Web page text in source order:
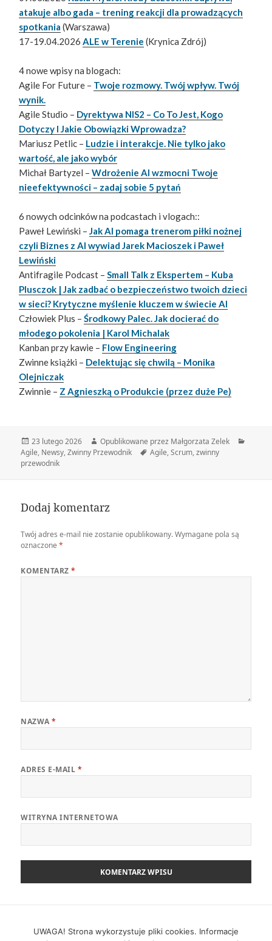
atakuje albo gada – trening reakcji dla prowadzących
spotkania (Warszawa)
17-19.04.2026ALE w Terenie (Krynica Zdrój)
4 nowe wpisy na blogach:
Agile For Future – Twoje rozmowy. Twój wpływ. Twój
wynik.
Agile Studio – Dyrektywa NIS2 – Co To Jest, Kogo
Dotyczy I Jakie Obowiązki Wprowadza?
Mariusz Petlic – Ludzie i interakcje. Nie tylko jako
wartość, ale jako wybór
Michał Bartyzel –Wdrożenie AI wzmocni Twoje
nieefektywności – zadaj sobie 5 pytań
6 nowych odcinków na podcastach i vlogach::
Paweł Lewiński –Jak AI pomaga trenerom piłki nożnej
czyli Biznes z AI wywiad Jarek Macioszek i Paweł
Lewiński
Antifragile Podcast –Small Talk z Ekspertem – Kuba
Plusczok | Jak zadbać o bezpieczeństwo twoich dzieci
w sieci? Krytyczne myślenie kluczem w świecie AI
Człowiek Plus –Środkowy Palec. Jak docierać do
młodego pokolenia | Karol Michalak
Kanban przy kawie – Flow Engineering
Zwinne książki – Delektując się chwilą – Monika
Olejniczak
Zwinnie – Z Agnieszką o Produkcie (przez duże Pe)
Data
publikacji
23 lutego 2026 Autor
Opublikowane przez Małgorzata Zelek
Agile, Newsy,Zwinny Przewodnik Tagi
Agile,Scrum,zwinny
przewodnik
Dodaj komentarz
Twój adres e-mail nie zostanie opublikowany. Wymagane pola są
oznaczone*
KOMENTARZ*
NAZWA*
ADRES E-MAIL *
WITRYNA INTERNETOWA
Poprzedni
Zwinny Przewodnik – 16.02.2026
UWAGA! Strona wykorzystuje pliki cookies. Informacje